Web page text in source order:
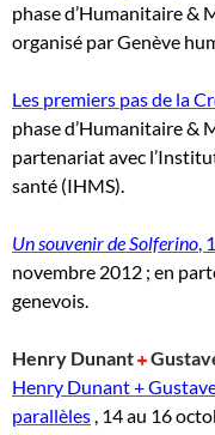
phase d’Humanitaire &
organisé par Genève
Les premiers pas de la
phase d’Humanitaire &
partenariat avec
santé (IHMS).
Un souvenir de Solferino,
novembre 2012 ; en
genevois.
Henry Dunant
Henry Dunant +
parallèles , 14 au 16